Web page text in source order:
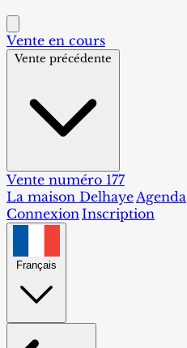
Vente en cours
Vente précédente
Vente numéro 177
La maison DelhayeAgenda
ConnexionInscription
Français